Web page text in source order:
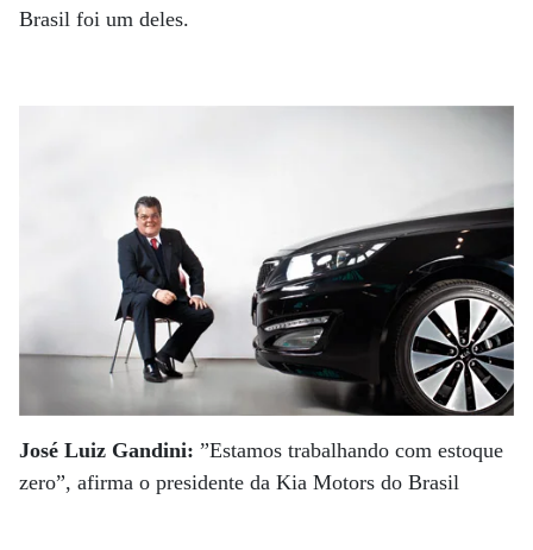
Brasil foi um deles.
José Luiz Gandini: ”Estamos trabalhando com estoque
zero”, afirma o presidente da Kia Motors do Brasil